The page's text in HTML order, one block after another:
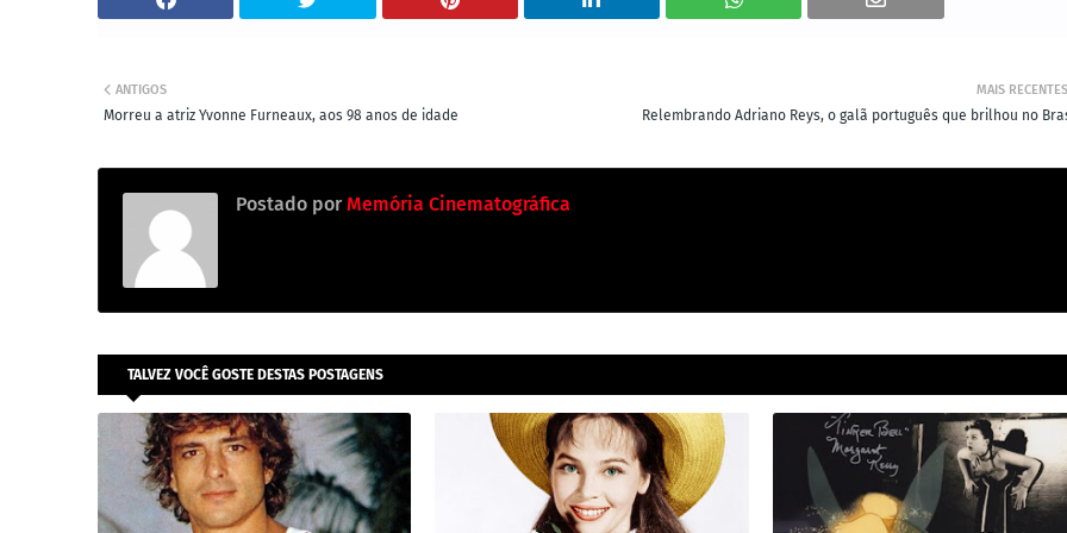
MAIS RECENTES
Relembrando Adriano Reys, o galã português que brilhou no
ANTIGOS
Morreu a atriz Yvonne Furneaux, aos 98 anos de idade
Postado por Memória Cinematográfica
TALVEZ VOCÊ GOSTE DESTAS POSTAGENS